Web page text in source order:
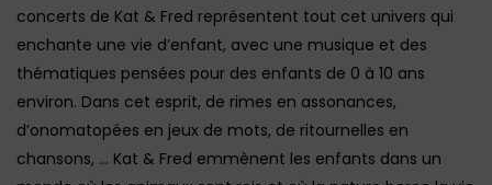
concerts de Kat & Fred représentent tout cet univers qui
enchante une vie d’enfant, avec une musique et des
thématiques pensées pour des enfants de 0 à 10 ans
environ. Dans cet esprit, de rimes en assonances,
d’onomatopées en jeux de mots, de ritournelles en
chansons, … Kat & Fred emmènent les enfants dans un